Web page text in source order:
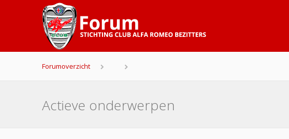
Forumoverzicht
Actieve onderwerpen